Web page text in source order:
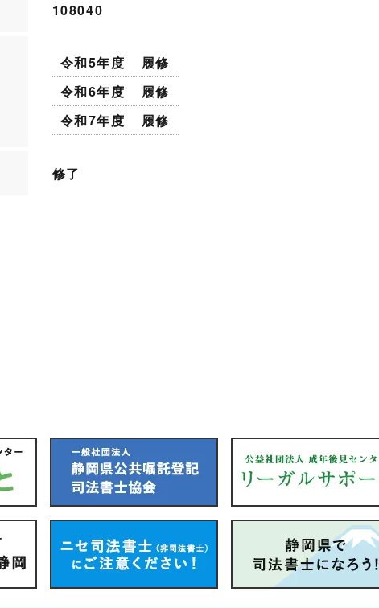
108040
令和5年度
履修
令和6年度
履修
令和7年度
履修
修了